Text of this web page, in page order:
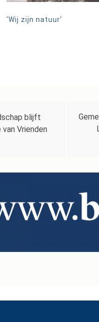
‘Wij zijn natuur’
blijft
van Vrienden